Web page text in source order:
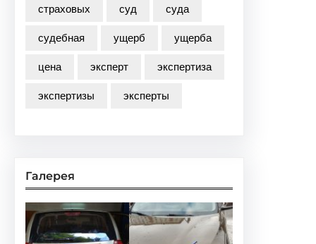
страховых
суд
суда
судебная
ущерб
ущерба
цена
эксперт
экспертиза
экспертизы
эксперты
Галерея